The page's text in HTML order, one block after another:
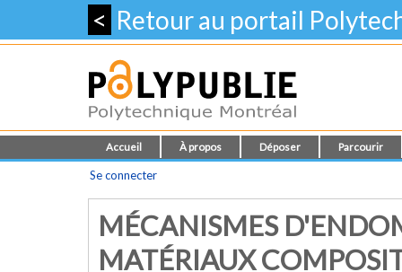
< Retour au portail
Accueil À propos Déposer Parcourir
Se connecter
MÉCANISMES
MATÉRIAUX